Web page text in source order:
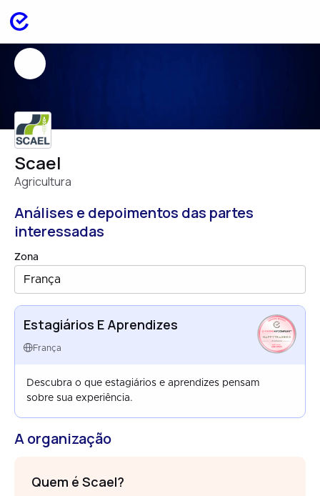
Scael
Agricultura
Análises e depoimentos das partes
interessadas
Zona
França
Estagiários E Aprendizes
França
HAPPYTRAINEES
FRANCE
AUG 2025
Descubra o que estagiários e aprendizes pensam
sobre sua experiência.
A organização
Quem é Scael?